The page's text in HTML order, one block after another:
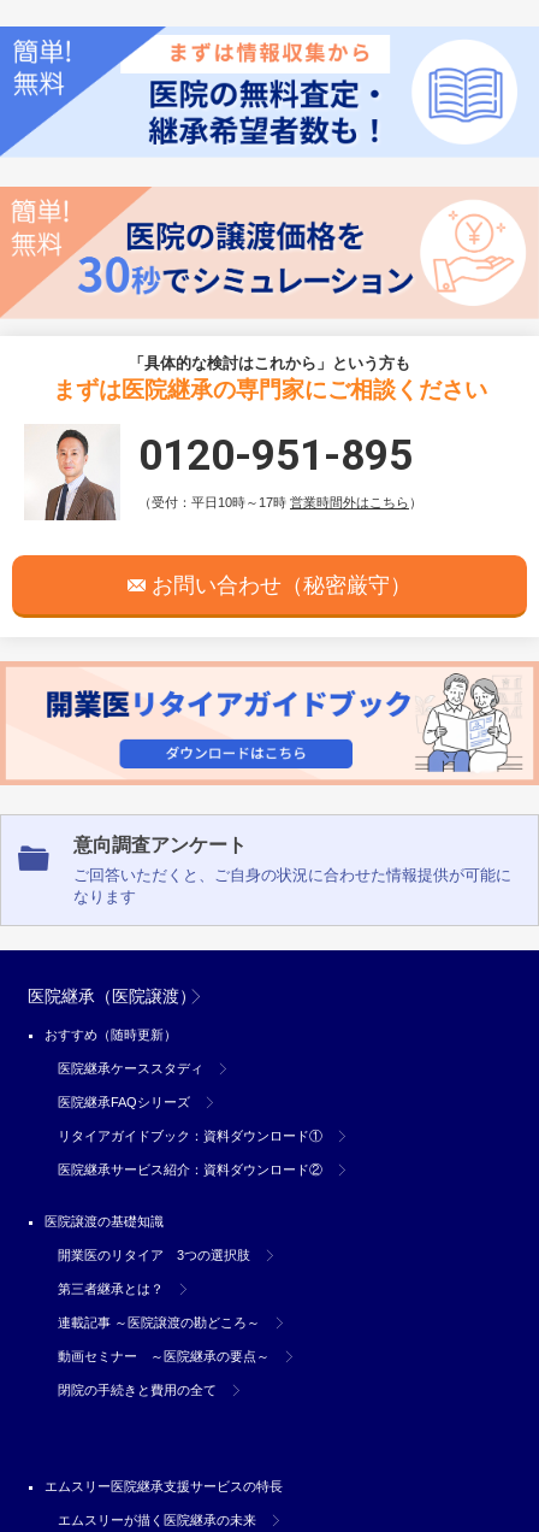
「具体的な検討はこれから」という方も
まずは医院継承の専門家にご相談ください
0120-951-895
（受付：平日10時～17時 営業時間外はこちら ）
お問い合わせ（秘密厳守）
意向調査アンケート
ご回答いただくと、ご自身の状況に合わせた情報提供が可能に
なります
医院継承（医院譲渡）
おすすめ（随時更新）
医院継承ケーススタディ
医院継承FAQシリーズ
リタイアガイドブック：資料ダウンロード①
医院継承サービス紹介：資料ダウンロード②
医院譲渡の基礎知識
開業医のリタイア 3つの選択肢
第三者継承とは？
連載記事 ～医院譲渡の勘どころ～
動画セミナー ～医院継承の要点～
閉院の手続きと費用の全て
エムスリー医院継承支援サービスの特長
エムスリーが描く医院継承の未来